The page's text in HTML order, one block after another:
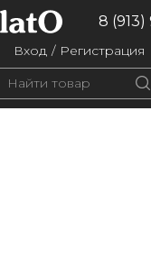
8
Вход / Регистрация